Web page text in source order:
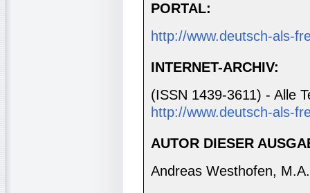
PORTAL:
http://www.deutsch-als-
INTERNET-ARCHIV:
(ISSN 1439-3611) - Alle
http://www.deutsch-als-
AUTOR DIESER
Andreas Westhofen, M.A.